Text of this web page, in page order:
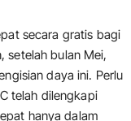
secara gratis bagi
setelah bulan Mei,
daya ini. Perlu
telah dilengkapi
hanya dalam